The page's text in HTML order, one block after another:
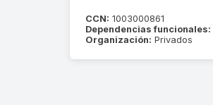
CCN: 1003000861
Dependencias funcionales:
Organización: Privados